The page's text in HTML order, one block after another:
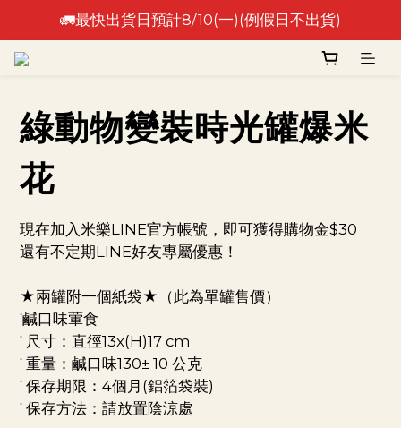
🚛最快出貨日預計8/10(一)(例假日不出貨)
🚛最快出貨日預計8/10(一)(例假日不出貨)
⚠️出貨日非到貨日，實際到貨依物流作業時間為準⚠️
綠動物變裝時光罐爆米
花
現在加入米樂LINE官方帳號，即可獲得購物金$30
還有不定期LINE好友專屬優惠！
★兩罐附一個紙袋★（此為單罐售價）
˙鹹口味葷食
˙ 尺寸：直徑13x(H)17 cm
˙ 重量：鹹口味130± 10 公克
˙ 保存期限：4個月(鋁箔袋裝)
˙ 保存方法：請放置陰涼處